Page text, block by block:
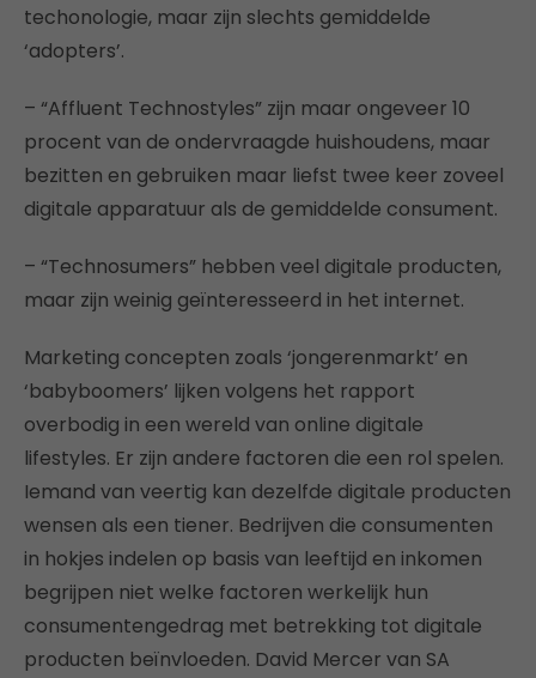
techonologie, maar zijn slechts gemiddelde
‘adopters’.
– “Affluent Technostyles” zijn maar ongeveer 10
procent van de ondervraagde huishoudens, maar
bezitten en gebruiken maar liefst twee keer zoveel
digitale apparatuur als de gemiddelde consument.
– “Technosumers” hebben veel digitale producten,
maar zijn weinig geïnteresseerd in het internet.
Marketing concepten zoals ‘jongerenmarkt’ en
‘babyboomers’ lijken volgens het rapport
overbodig in een wereld van online digitale
lifestyles. Er zijn andere factoren die een rol spelen.
Iemand van veertig kan dezelfde digitale producten
wensen als een tiener. Bedrijven die consumenten
in hokjes indelen op basis van leeftijd en inkomen
begrijpen niet welke factoren werkelijk hun
consumentengedrag met betrekking tot digitale
producten beïnvloeden. David Mercer van SA